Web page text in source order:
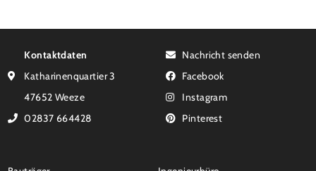
Kontaktdaten
Katharinenquartier 3
47652 Weeze
02837 664428
Nachricht senden
Facebook
Instagram
Pinterest